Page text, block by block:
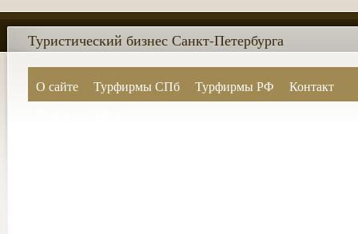
О сайте Турфирмы СПб Турфирмы РФ
Контакт
Туристический бизнес Санкт-Петербурга